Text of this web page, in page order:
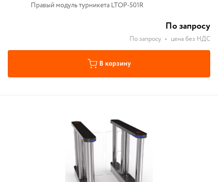
Правый модуль турникета LTOP-501R
По запросу
По запросу • цена без НДС
В корзину